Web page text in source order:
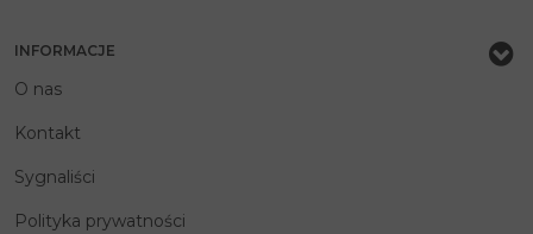
INFORMACJE
O nas
Kontakt
Sygnaliści
Polityka prywatności